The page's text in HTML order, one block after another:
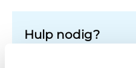
Hulp nodig?
Meer informatie over de